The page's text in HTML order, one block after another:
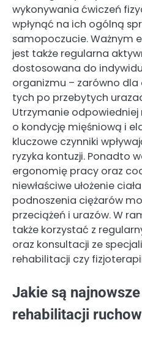
wykonywania ćwiczeń
wpłynąć na ich ogólną
samopoczucie. Ważnym
jest także regularna
dostosowana do
organizmu – zarówno dla
tych po przebytych
Utrzymanie
o kondycję mięśniową i
kluczowe czynniki
ryzyka kontuzji. Ponadto
ergonomię pracy oraz
niewłaściwe ułożenie
podnoszenia ciężarów
przeciążeń i urazów. W
także korzystać z
oraz konsultacji ze
rehabilitacji czy
Jakie są
rehabilitacji